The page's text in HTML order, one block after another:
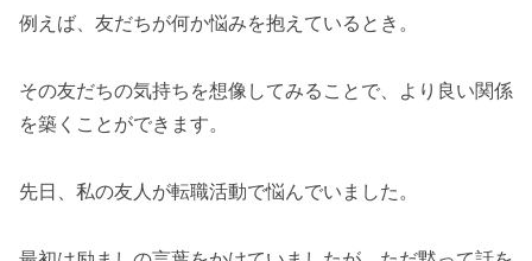
例えば、友だちが何か悩みを抱えているとき。
その友だちの気持ちを想像してみることで、より良い関係
を築くことができます。
先日、私の友人が転職活動で悩んでいました。